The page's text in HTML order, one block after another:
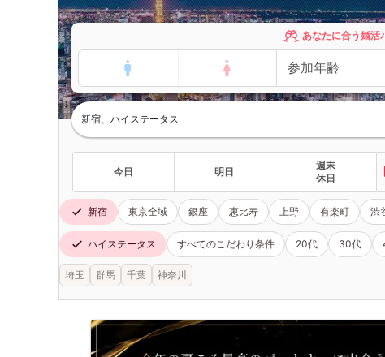
あなたに合う婚活
新宿、ハイステータス
今日 明日
週末
休日
新宿 東京全域 銀座 恵比寿 上野 有楽町 渋
ハイステータス すべてのこだわり条件 20代 30代
埼玉 群馬 千葉 神奈川